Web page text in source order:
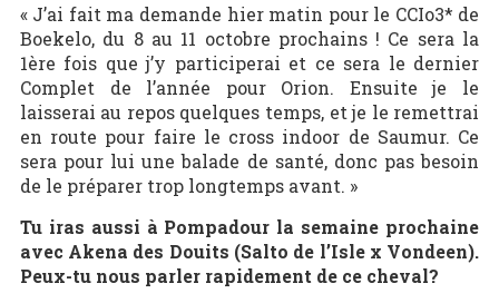
« J’ai fait ma demande hier matin pour le CCIo3* de
Boekelo, du 8 au 11 octobre prochains ! Ce sera la
1ère fois que j’y participerai et ce sera le dernier
Complet de l’année pour Orion. Ensuite je le
laisserai au repos quelques temps, et je le remettrai
en route pour faire le cross indoor de Saumur. Ce
sera pour lui une balade de santé, donc pas besoin
de le préparer trop longtemps avant. »
Tu iras aussi à Pompadour la semaine prochaine
avec Akena des Douits (Salto de l’Isle x Vondeen).
Peux-tu nous parler rapidement de ce cheval?